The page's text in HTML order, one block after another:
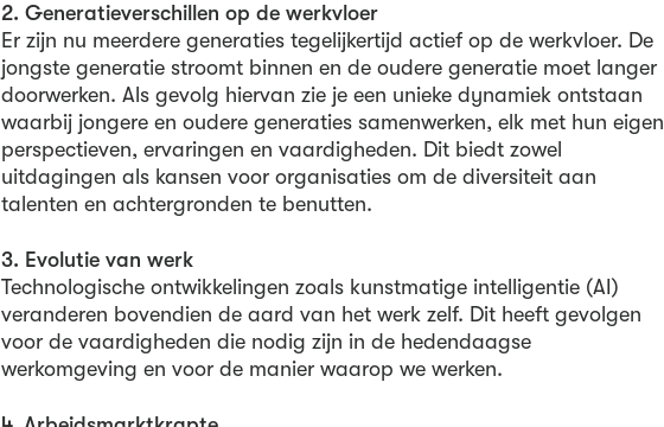
2. Generatieverschillen op de werkvloer
Er zijn nu meerdere generaties tegelijkertijd actief op de werkvloer. De
jongste generatie stroomt binnen en de oudere generatie moet langer
doorwerken. Als gevolg hiervan zie je een unieke dynamiek ontstaan
waarbij jongere en oudere generaties samenwerken, elk met hun eigen
perspectieven, ervaringen en vaardigheden. Dit biedt zowel
uitdagingen als kansen voor organisaties om de diversiteit aan
talenten en achtergronden te benutten.
3. Evolutie van werk
Technologische ontwikkelingen zoals kunstmatige intelligentie (AI)
veranderen bovendien de aard van het werk zelf. Dit heeft gevolgen
voor de vaardigheden die nodig zijn in de hedendaagse
werkomgeving en voor de manier waarop we werken.